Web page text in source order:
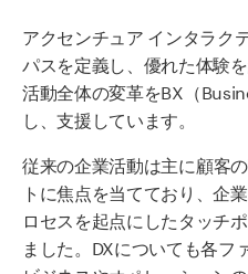
アクセンチュア インタラク
パスを定義し、優れた体験
活動全体の変革をBX（
し、支援しています。
従来の企業活動は主に顧客
トに焦点を当てており、企
ロセスを起点に したタッチ
ました。 DXについても各フ